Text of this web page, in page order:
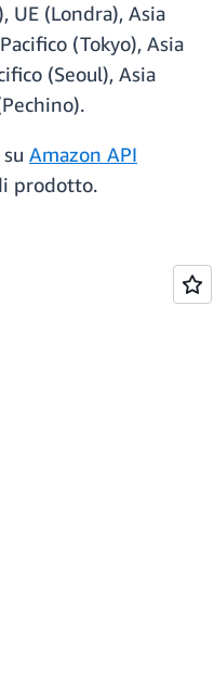
UE (Londra), Asia
(Tokyo), Asia
(Seoul), Asia
Amazon API
prodotto.